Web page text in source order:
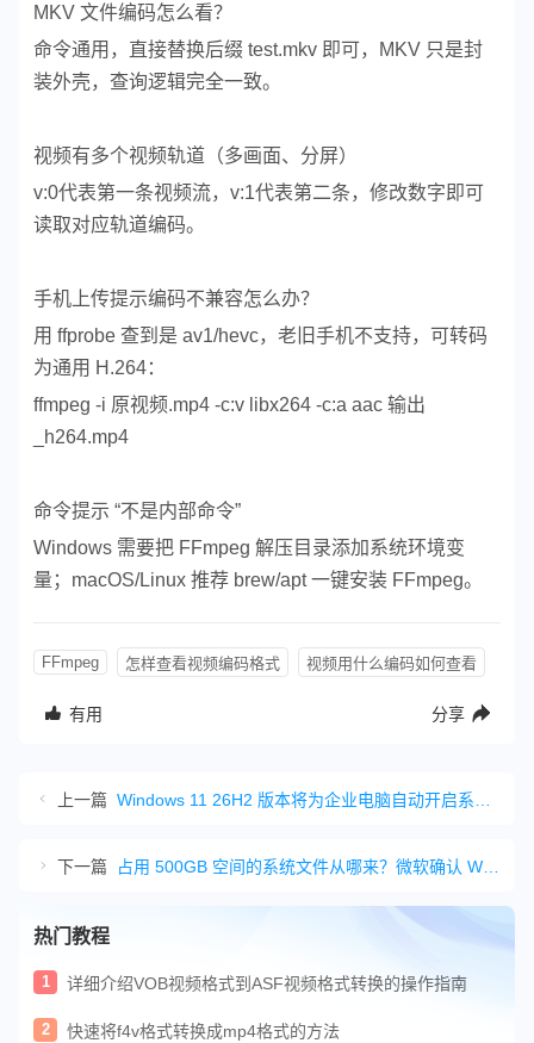
MKV 文件编码怎么看？
命令通用，直接替换后缀 test.mkv 即可，MKV 只是封
装外壳，查询逻辑完全一致。
视频有多个视频轨道（多画面、分屏）
v:0代表第一条视频流，v:1代表第二条，修改数字即可
读取对应轨道编码。
手机上传提示编码不兼容怎么办？
用 ffprobe 查到是 av1/hevc，老旧手机不支持，可转码
为通用 H.264：
ffmpeg -i 原视频.mp4 -c:v libx264 -c:a aac 输出
_h264.mp4
命令提示 “不是内部命令”
Windows 需要把 FFmpeg 解压目录添加系统环境变
量；macOS/Linux 推荐 brew/apt 一键安装 FFmpeg。
FFmpeg 怎样查看视频编码格式 视频用什么编码如何查看
有用 分享
上一篇
下一篇
热门教程
1 详细介绍VOB视频格式到ASF视频格式转换的操作指南
2 快速将f4v格式转换成mp4格式的方法